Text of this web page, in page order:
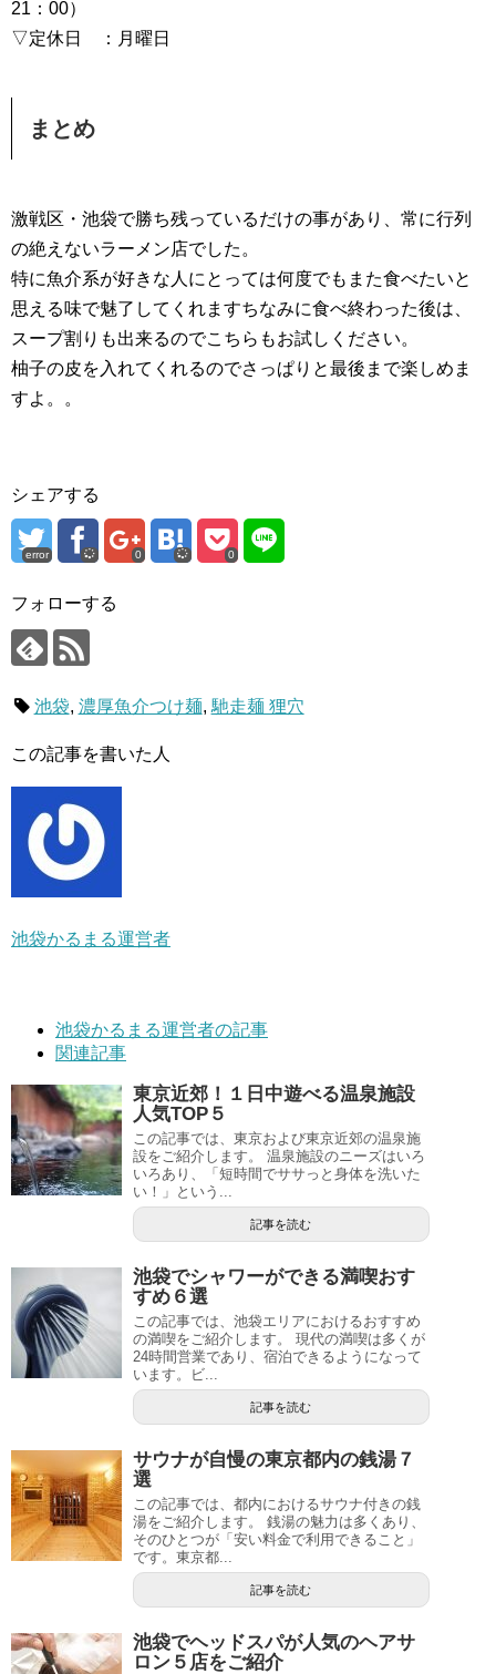
21：00）
▽定休日 ：月曜日
まとめ
激戦区・池袋で勝ち残っているだけの事があり、常に行列
の絶えないラーメン店でした。
特に魚介系が好きな人にとっては何度でもまた食べたいと
思える味で魅了してくれますちなみに食べ終わった後は、
スープ割りも出来るのでこちらもお試しください。
柚子の皮を入れてくれるのでさっぱりと最後まで楽しめま
すよ。。
シェアする
error 0 0
フォローする
池袋, 濃厚魚介つけ麺, 馳走麺 狸穴
この記事を書いた人
池袋かるまる運営者
池袋かるまる運営者の記事
関連記事
東京近郊！１日中遊べる温泉施設
人気TOP５
この記事では、東京および東京近郊の温泉施
設をご紹介します。 温泉施設のニーズはいろ
いろあり、「短時間でササっと身体を洗いた
い！」という...
記事を読む
池袋でシャワーができる満喫おす
すめ６選
この記事では、池袋エリアにおけるおすすめ
の満喫をご紹介します。 現代の満喫は多くが
24時間営業であり、宿泊できるようになって
います。ビ...
記事を読む
サウナが自慢の東京都内の銭湯７
選
この記事では、都内におけるサウナ付きの銭
湯をご紹介します。 銭湯の魅力は多くあり、
そのひとつが「安い料金で利用できること」
です。東京都...
記事を読む
池袋でヘッドスパが人気のヘアサ
ロン５店をご紹介